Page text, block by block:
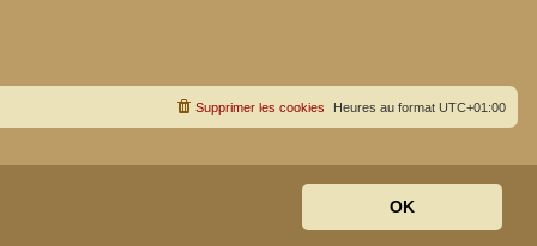
OK
Heures au format UTC+01:00
Supprimer les cookies